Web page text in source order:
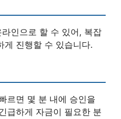
인으로 할 수 있어, 복잡
게 진행할 수 있습니다.
르면 몇 분 내에 승인을
급하게 자금이 필요한 분